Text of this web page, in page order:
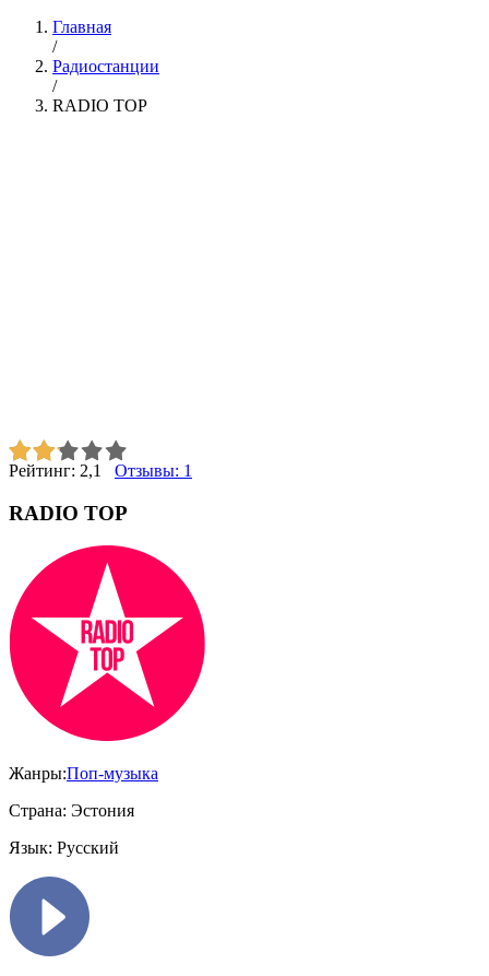
Главная
/
Радиостанции
/
RADIO TOP
Рейтинг: 2,1 Отзывы: 1
RADIO TOP
Жанры:Поп-музыка
Страна: Эстония
Язык: Русский